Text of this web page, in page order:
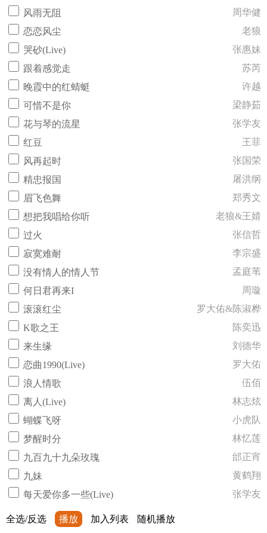
风雨无阻
周华健
恋恋风尘
老狼
哭砂(Live)
张惠妹
跟着感觉走
苏芮
晚霞中的红蜻蜓
许越
可惜不是你
梁静茹
花与琴的流星
张学友
红豆
王菲
风再起时
张国荣
精忠报国
屠洪纲
眉飞色舞
郑秀文
想把我唱给你听
老狼&王婧
过火
张信哲
寂寞难耐
李宗盛
没有情人的情人节
孟庭苇
何日君再来I
周璇
滚滚红尘
罗大佑&陈淑桦
K歌之王
陈奕迅
来生缘
刘德华
恋曲1990(Live)
罗大佑
浪人情歌
伍佰
离人(Live)
林志炫
蝴蝶飞呀
小虎队
梦醒时分
林忆莲
九百九十九朵玫瑰
邰正宵
九妹
黄鹤翔
每天爱你多一些(Live)
张学友
全选/反选 播放 加入列表 随机播放